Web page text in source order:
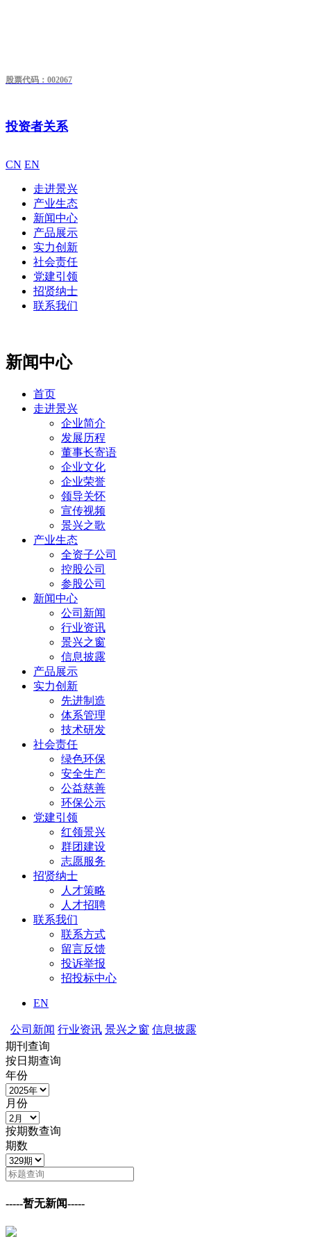
股票代码：002067
投资者关系
CN EN
走进景兴
产业生态
新闻中心
产品展示
实力创新
社会责任
党建引领
招贤纳士
联系我们
新闻中心
首页
走进景兴
企业简介
发展历程
董事长寄语
企业文化
企业荣誉
领导关怀
宣传视频
景兴之歌
产业生态
全资子公司
控股公司
参股公司
新闻中心
公司新闻
行业资讯
景兴之窗
信息披露
产品展示
实力创新
先进制造
体系管理
技术研发
社会责任
绿色环保
安全生产
公益慈善
环保公示
党建引领
红领景兴
群团建设
志愿服务
招贤纳士
人才策略
人才招聘
联系我们
联系方式
留言反馈
投诉举报
招投标中心
EN
公司新闻 行业资讯 景兴之窗 信息披露
期刊查询
按日期查询
年份
月份
按期数查询
期数
-----暂无新闻-----